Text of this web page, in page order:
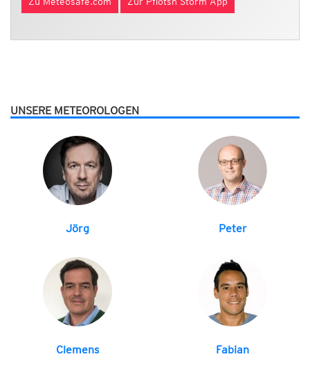
UNSERE METEOROLOGEN
Jörg Peter
Clemens Fabian